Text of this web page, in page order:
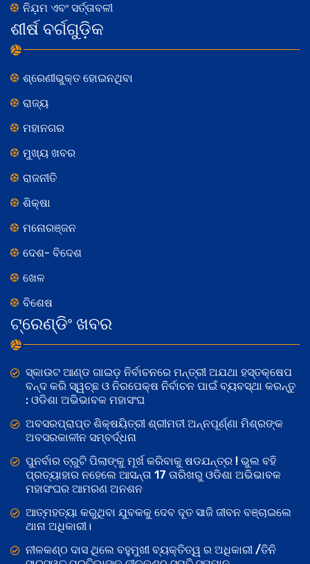
ନିଯ଼ମ ଏବଂ ସର୍ତ୍ତାବଳୀ
ଶୀର୍ଷ ବର୍ଗଗୁଡ଼ିକ
ଶ୍ରେଣୀଭୁକ୍ତ ହୋଇନଥିବା
ରାଜ୍ୟ
ମହାନଗର
ମୁଖ୍ୟ ଖବର
ରାଜନୀତି
ଶିକ୍ଷା
ମନୋରଞ୍ଜନ
ଦେଶ- ବିଦେଶ
ଖେଳ
ବିଶେଷ
ଟ୍ରେଣ୍ଡିଂ ଖବର
ସ୍କାଉଟ ଆଣ୍ଡ ଗାଇଡ଼ ନିର୍ବାଚନରେ ମନ୍ତ୍ରୀ ଅଯଥା ହସ୍ତକ୍ଷେପ
ବନ୍ଦ କରି ସ୍ୱଚ୍ଛ ଓ ନିରପେକ୍ଷ ନିର୍ବାଚନ ପାଇଁ ବ୍ୟବସ୍ଥା କରନ୍ତୁ
: ଓଡିଶା ଅଭିଭାବକ ମହାସଂଘ
ଅବସରପ୍ରାପ୍ତ ଶିକ୍ଷୟିତ୍ରୀ ଶ୍ରୀମତୀ ଅନ୍ନପୂର୍ଣ୍ଣା ମିଶ୍ରଙ୍କ
ଅବସରକାଳୀନ ସମ୍ବର୍ଦ୍ଧନା
ପୁନର୍ବାର ତ୍ରୁଟି ପିଲାଙ୍କୁ ମୂର୍ଖ କରିବାକୁ ଷଡଯନ୍ତ୍ର ! ଭୁଲ ବହି
ପ୍ରତ୍ୟାହାର ନହେଲେ ଆସନ୍ତା 17 ତାରିଖରୁ ଓଡିଶା ଅଭିଭାବକ
ମହାସଂଘର ଆମରଣ ଅନଶନ
ଆତ୍ମହତ୍ୟା କରୁଥିବା ଯୁବକକୁ ଦେବ ଦୂତ ସାଜି ଜୀବନ ବଞ୍ଚାଇଲେ
ଥାନା ଅଧିକାରୀ।
ନୀଳକଣ୍ଠ ଦାସ ଥିଲେ ବହୁମୁଖୀ ବ୍ୟକ୍ତିତ୍ୱ ର ଅଧିକାରୀ /ତିନି